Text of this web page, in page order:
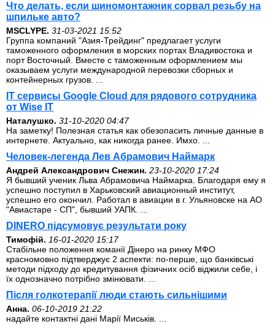
Что делать, если шиномонтажник сорвал резьбу на
шпильке авто?
MSCLYPE. 31-03-2021 15:52
Группа компаний "Азия-Трейдинг" предлагает услуги
таможенного оформления в морских портах Владивостока и
порт Восточный. Вместе с таможенным оформлением мы
оказываем услуги международной перевозки сборных и
контейнерных грузов. ...
IT сервисы Google Cloud для рядового сотрудника
от Wise IT
Наталушко. 31-10-2020 04:47
На заметку! Полезная статья как обезопасить личные данные в
интернете. Актуально, как никогда ранее. Имхо. ...
Человек-легенда Лев Абрамович Наймарк
Андрей Александрович Снежин. 23-10-2020 17:24
Я бывший ученик Льва Абрамовича Наймарка. Благодаря ему я
успешно поступил в Харьковский авиационный институт,
успешно его окончил. Работал в авиации в г. Ульяновске на АО
"Авиастаре - СП", бывший УАПК. ...
DINERO підсумовує результати року
Тимофій. 16-01-2020 15:17
Стабільне положення команії Дінеро на ринку МФО
красномовно підтверджує 2 аспекти: по-перше, що банківські
методи підходу до кредитування фізичних осіб віджили себе, і
їх однозначно потрібно змінювати. ...
Після голкотерапії люди стають сильнішими
Анна. 06-10-2019 21:22
надайте контактні дані Марії Миськів. ...